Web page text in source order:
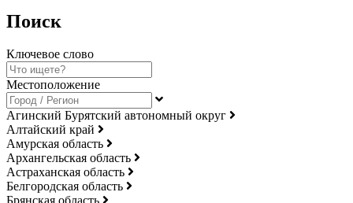
Поиск
Ключевое слово
Местоположение
Агинский Бурятский автономный округ
Алтайский край
Амурская область
Архангельская область
Астраханская область
Белгородская область